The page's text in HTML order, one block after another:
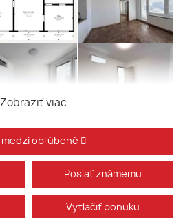
Zobraziť viac
medzi obľúbené
Poslať známemu
Vytlačiť ponuku